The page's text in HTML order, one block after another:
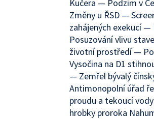
Kučera — Podzim v
Změny u ŘSD —
zahájených exekucí
Posuzování vlivu
životní prostředí —
Vysočina na D1
— Zemřel bývalý
Antimonopolní úřad
proudu a tekoucí
hrobky proroka